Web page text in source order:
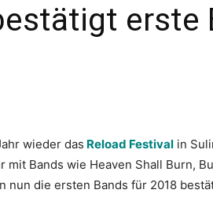
erste
wieder das Reload Festival in
Bands wie Heaven Shall Burn,
nun die ersten Bands für 2018